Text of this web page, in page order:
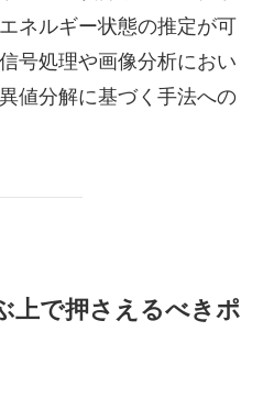
ネルギー状態の推定が可
号処理や画像分析におい
値分解に基づく手法への
上で押さえるべきポ